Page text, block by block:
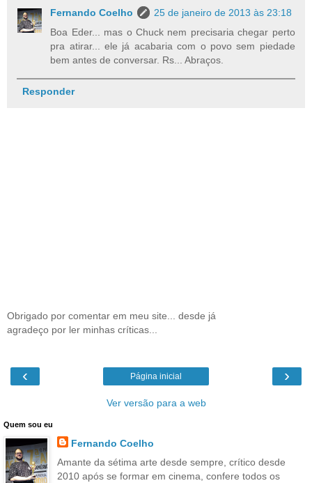
Fernando Coelho
25 de janeiro de 2013 às 23:18
Boa Eder... mas o Chuck nem precisaria chegar perto
pra atirar... ele já acabaria com o povo sem piedade
bem antes de conversar. Rs... Abraços.
Responder
Obrigado por comentar em meu site... desde já
agradeço por ler minhas críticas...
‹ ›
Página inicial
Ver versão para a web
Quem sou eu
Fernando Coelho
Amante da sétima arte desde sempre, crítico desde
2010 após se formar em cinema, confere todos os